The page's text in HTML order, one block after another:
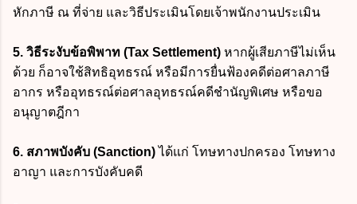
หักภาษี ณ ที่จ่าย และวิธีประเมินโดยเจ้าพนักงานประเมิน
5. วิธีระงับข้อพิพาท (Tax Settlement) หากผู้เสียภาษีไม่เห็น
ด้วย ก็อาจใช้สิทธิอุทธรณ์ หรือมีการยื่นฟ้องคดีต่อศาลภาษี
อากร หรืออุทธรณ์ต่อศาลอุทธรณ์คดีชำนัญพิเศษ หรือขอ
อนุญาตฎีกา
6. สภาพบังคับ (Sanction) ได้แก่ โทษทางปกครอง โทษทาง
อาญา และการบังคับคดี